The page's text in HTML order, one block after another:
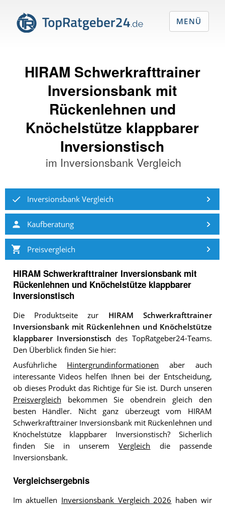
HIRAM Schwerkrafttrainer
Inversionsbank mit
Rückenlehnen und
Knöchelstütze klappbarer
Inversionstisch
im Inversionsbank Vergleich
Inversionsbank Vergleich
Kaufberatung
Preisvergleich
HIRAM Schwerkrafttrainer Inversionsbank mit
Rückenlehnen und Knöchelstütze klappbarer
Inversionstisch
Die Produktseite zur HIRAM Schwerkrafttrainer
Inversionsbank mit Rückenlehnen und Knöchelstütze
klappbarer Inversionstisch des TopRatgeber24-Teams.
Den Überblick finden Sie hier:
Ausführliche Hintergrundinformationen aber auch
interessante Videos helfen Ihnen bei der Entscheidung,
ob dieses Produkt das Richtige für Sie ist. Durch unseren
Preisvergleich bekommen Sie obendrein gleich den
besten Händler. Nicht ganz überzeugt vom HIRAM
Schwerkrafttrainer Inversionsbank mit Rückenlehnen und
Knöchelstütze klappbarer Inversionstisch? Sicherlich
finden Sie in unseremVergleich die passende
Inversionsbank.
Vergleichsergebnis
Im aktuellen Inversionsbank Vergleich 2026 haben wir
MENÜ